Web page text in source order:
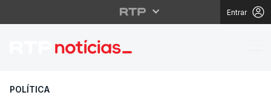
Entrar
Constituinte tomou
POLÍTICA